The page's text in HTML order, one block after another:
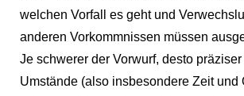
welchen Vorfall es geht und
anderen Vorkommnissen müssen
Je schwerer der Vorwurf, desto
Umstände (also insbesondere Zeit und